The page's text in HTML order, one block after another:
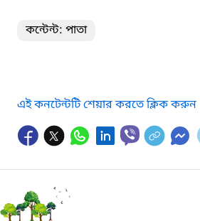
কন্টেন্ট: পাতা
এই কনটেন্টটি শেয়ার করতে ক্লিক করুন